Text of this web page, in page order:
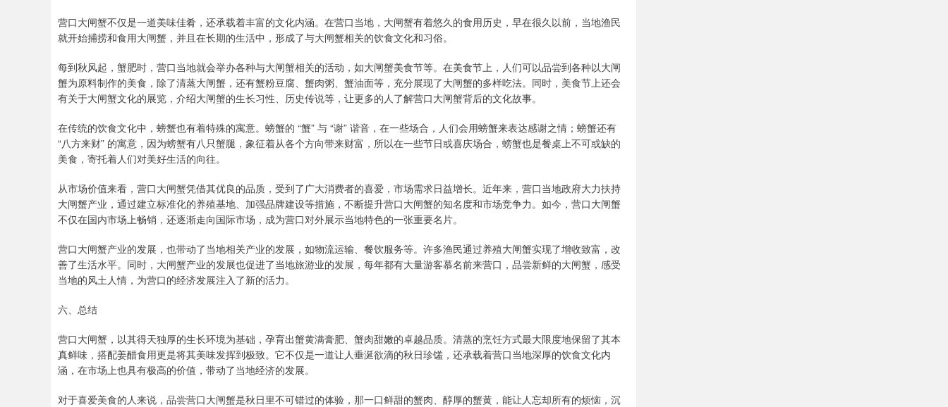
营口大闸蟹不仅是一道美味佳肴，还承载着丰富的文化内涵。在营口当地，大闸蟹有着悠久的食用历史，早在很久以前，当地渔民
就开始捕捞和食用大闸蟹，并且在长期的生活中，形成了与大闸蟹相关的饮食文化和习俗。
每到秋风起，蟹肥时，营口当地就会举办各种与大闸蟹相关的活动，如大闸蟹美食节等。在美食节上，人们可以品尝到各种以大闸
蟹为原料制作的美食，除了清蒸大闸蟹，还有蟹粉豆腐、蟹肉粥、蟹油面等，充分展现了大闸蟹的多样吃法。同时，美食节上还会
有关于大闸蟹文化的展览，介绍大闸蟹的生长习性、历史传说等，让更多的人了解营口大闸蟹背后的文化故事。
在传统的饮食文化中，螃蟹也有着特殊的寓意。螃蟹的 “蟹” 与 “谢” 谐音，在一些场合，人们会用螃蟹来表达感谢之情；螃蟹还有
“八方来财” 的寓意，因为螃蟹有八只蟹腿，象征着从各个方向带来财富，所以在一些节日或喜庆场合，螃蟹也是餐桌上不可或缺的
美食，寄托着人们对美好生活的向往。
从市场价值来看，营口大闸蟹凭借其优良的品质，受到了广大消费者的喜爱，市场需求日益增长。近年来，营口当地政府大力扶持
大闸蟹产业，通过建立标准化的养殖基地、加强品牌建设等措施，不断提升营口大闸蟹的知名度和市场竞争力。如今，营口大闸蟹
不仅在国内市场上畅销，还逐渐走向国际市场，成为营口对外展示当地特色的一张重要名片。
营口大闸蟹产业的发展，也带动了当地相关产业的发展，如物流运输、餐饮服务等。许多渔民通过养殖大闸蟹实现了增收致富，改
善了生活水平。同时，大闸蟹产业的发展也促进了当地旅游业的发展，每年都有大量游客慕名前来营口，品尝新鲜的大闸蟹，感受
当地的风土人情，为营口的经济发展注入了新的活力。
六、总结
营口大闸蟹，以其得天独厚的生长环境为基础，孕育出蟹黄满膏肥、蟹肉甜嫩的卓越品质。清蒸的烹饪方式最大限度地保留了其本
真鲜味，搭配姜醋食用更是将其美味发挥到极致。它不仅是一道让人垂涎欲滴的秋日珍馐，还承载着营口当地深厚的饮食文化内
涵，在市场上也具有极高的价值，带动了当地经济的发展。
对于喜爱美食的人来说，品尝营口大闸蟹是秋日里不可错过的体验，那一口鲜甜的蟹肉、醇厚的蟹黄，能让人忘却所有的烦恼，沉